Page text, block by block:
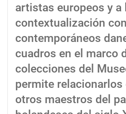
artistas europeos y a
contextualización
contemporáneos
cuadros en el marco
colecciones del
permite relacionarlos
otros maestros del